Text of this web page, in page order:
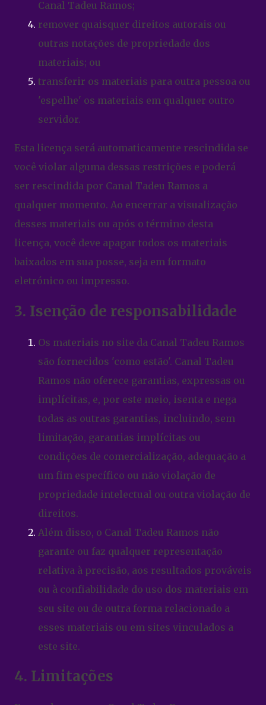
Canal Tadeu Ramos;
remover quaisquer direitos autorais ou
outras notações de propriedade dos
materiais; ou
transferir os materiais para outra pessoa ou
'espelhe' os materiais em qualquer outro
servidor.
Esta licença será automaticamente rescindida se
você violar alguma dessas restrições e poderá
ser rescindida por Canal Tadeu Ramos a
qualquer momento. Ao encerrar a visualização
desses materiais ou após o término desta
licença, você deve apagar todos os materiais
baixados em sua posse, seja em formato
eletrónico ou impresso.
3. Isenção de responsabilidade
Os materiais no site da Canal Tadeu Ramos
são fornecidos 'como estão'. Canal Tadeu
Ramos não oferece garantias, expressas ou
implícitas, e, por este meio, isenta e nega
todas as outras garantias, incluindo, sem
limitação, garantias implícitas ou
condições de comercialização, adequação a
um fim específico ou não violação de
propriedade intelectual ou outra violação de
direitos.
Além disso, o Canal Tadeu Ramos não
garante ou faz qualquer representação
relativa à precisão, aos resultados prováveis
​​ou à confiabilidade do uso dos materiais em
seu site ou de outra forma relacionado a
esses materiais ou em sites vinculados a
este site.
4. Limitações